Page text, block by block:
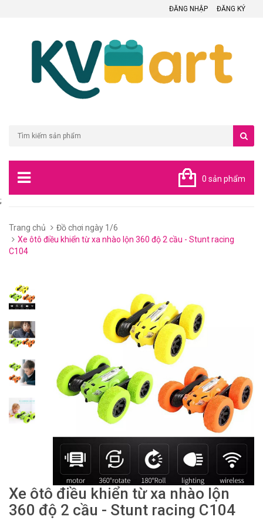
ĐĂNG NHẬP ĐĂNG KÝ
0 sản phẩm
;
Trang chủ
Đồ chơi ngày 1/6
Xe ôtô điều khiển từ xa nhào lộn 360 độ 2 cầu - Stunt racing
C104
Xe ôtô điều khiển từ xa nhào lộn
360 độ 2 cầu - Stunt racing C104